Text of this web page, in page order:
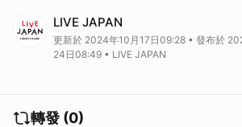
★詳細介紹在這裡：https://reurl.cc/eDn9OQ
LIVE JAPAN
更新於 2024年10月17日09:28 • 發布於
24日08:49 • LIVE JAPAN
轉發 (0)